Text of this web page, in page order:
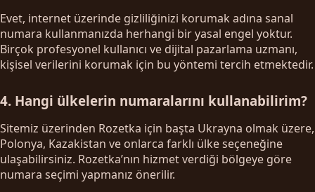
Evet, internet üzerinde gizliliğinizi korumak adına sanal
numara kullanmanızda herhangi bir yasal engel yoktur.
Birçok profesyonel kullanıcı ve dijital pazarlama uzmanı,
kişisel verilerini korumak için bu yöntemi tercih etmektedir.
4. Hangi ülkelerin numaralarını kullanabilirim?
Sitemiz üzerinden Rozetka için başta Ukrayna olmak üzere,
Polonya, Kazakistan ve onlarca farklı ülke seçeneğine
ulaşabilirsiniz. Rozetka’nın hizmet verdiği bölgeye göre
numara seçimi yapmanız önerilir.